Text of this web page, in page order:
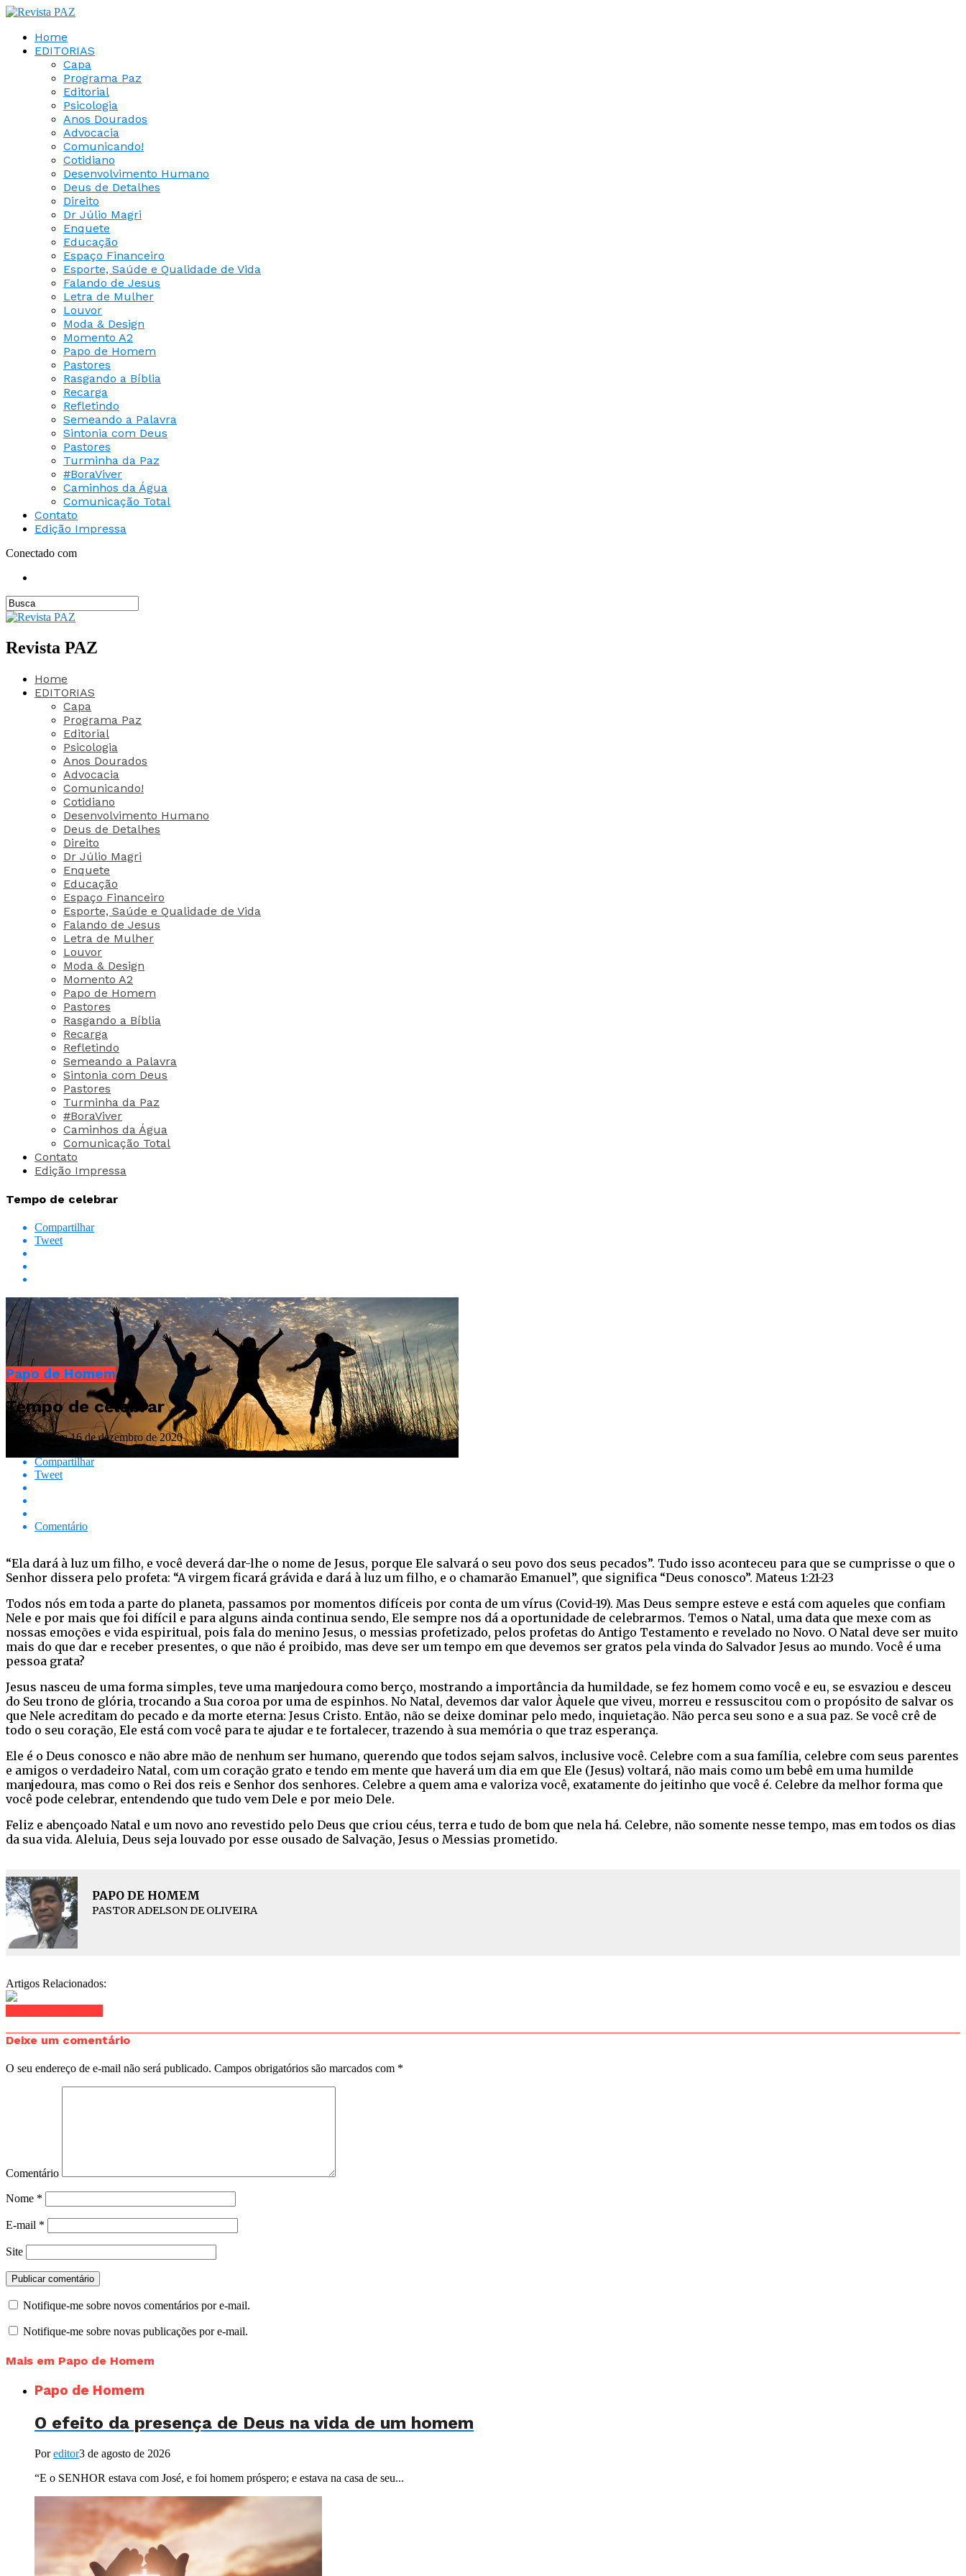
Home
EDITORIAS
Capa
Programa Paz
Editorial
Psicologia
Anos Dourados
Advocacia
Comunicando!
Cotidiano
Desenvolvimento Humano
Deus de Detalhes
Direito
Dr Júlio Magri
Enquete
Educação
Espaço Financeiro
Esporte, Saúde e Qualidade de Vida
Falando de Jesus
Letra de Mulher
Louvor
Moda & Design
Momento A2
Papo de Homem
Pastores
Rasgando a Bíblia
Recarga
Refletindo
Semeando a Palavra
Sintonia com Deus
Pastores
Turminha da Paz
#BoraViver
Caminhos da Água
Comunicação Total
Contato
Edição Impressa
Conectado com
Revista PAZ
Home
EDITORIAS
Capa
Programa Paz
Editorial
Psicologia
Anos Dourados
Advocacia
Comunicando!
Cotidiano
Desenvolvimento Humano
Deus de Detalhes
Direito
Dr Júlio Magri
Enquete
Educação
Espaço Financeiro
Esporte, Saúde e Qualidade de Vida
Falando de Jesus
Letra de Mulher
Louvor
Moda & Design
Momento A2
Papo de Homem
Pastores
Rasgando a Bíblia
Recarga
Refletindo
Semeando a Palavra
Sintonia com Deus
Pastores
Turminha da Paz
#BoraViver
Caminhos da Água
Comunicação Total
Contato
Edição Impressa
Tempo de celebrar
Compartilhar
Tweet
Papo de Homem
Tempo de celebrar
Publicado em 16 de dezembro de 2020
Compartilhar
Tweet
Comentário
“Ela dará à luz um filho, e você deverá dar-lhe o nome de Jesus, porque Ele salvará o seu povo dos seus pecados”. Tudo isso aconteceu para que se cumprisse o que o
Senhor dissera pelo profeta: “A virgem ficará grávida e dará à luz um filho, e o chamarão Emanuel”, que significa “Deus conosco”. Mateus 1:21-23
Todos nós em toda a parte do planeta, passamos por momentos difíceis por conta de um vírus (Covid-19). Mas Deus sempre esteve e está com aqueles que confiam
Nele e por mais que foi difícil e para alguns ainda continua sendo, Ele sempre nos dá a oportunidade de celebrarmos. Temos o Natal, uma data que mexe com as
nossas emoções e vida espiritual, pois fala do menino Jesus, o messias profetizado, pelos profetas do Antigo Testamento e revelado no Novo. O Natal deve ser muito
mais do que dar e receber presentes, o que não é proibido, mas deve ser um tempo em que devemos ser gratos pela vinda do Salvador Jesus ao mundo. Você é uma
pessoa grata?
Jesus nasceu de uma forma simples, teve uma manjedoura como berço, mostrando a importância da humildade, se fez homem como você e eu, se esvaziou e desceu
do Seu trono de glória, trocando a Sua coroa por uma de espinhos. No Natal, devemos dar valor Àquele que viveu, morreu e ressuscitou com o propósito de salvar os
que Nele acreditam do pecado e da morte eterna: Jesus Cristo. Então, não se deixe dominar pelo medo, inquietação. Não perca seu sono e a sua paz. Se você crê de
todo o seu coração, Ele está com você para te ajudar e te fortalecer, trazendo à sua memória o que traz esperança.
Ele é o Deus conosco e não abre mão de nenhum ser humano, querendo que todos sejam salvos, inclusive você. Celebre com a sua família, celebre com seus parentes
e amigos o verdadeiro Natal, com um coração grato e tendo em mente que haverá um dia em que Ele (Jesus) voltará, não mais como um bebê em uma humilde
manjedoura, mas como o Rei dos reis e Senhor dos senhores. Celebre a quem ama e valoriza você, exatamente do jeitinho que você é. Celebre da melhor forma que
você pode celebrar, entendendo que tudo vem Dele e por meio Dele.
Feliz e abençoado Natal e um novo ano revestido pelo Deus que criou céus, terra e tudo de bom que nela há. Celebre, não somente nesse tempo, mas em todos os dias
da sua vida. Aleluia, Deus seja louvado por esse ousado de Salvação, Jesus o Messias prometido.
PAPO DE HOMEM
PASTOR ADELSON DE OLIVEIRA
Artigos Relacionados:
Deixe um comentário
O seu endereço de e-mail não será publicado. Campos obrigatórios são marcados com *
Comentário
Nome *
E-mail *
Site
Notifique-me sobre novos comentários por e-mail.
Notifique-me sobre novas publicações por e-mail.
Mais em Papo de Homem
Papo de Homem
O efeito da presença de Deus na vida de um homem
Poreditor3 de agosto de 2026
“E o SENHOR estava com José, e foi homem próspero; e estava na casa de seu...